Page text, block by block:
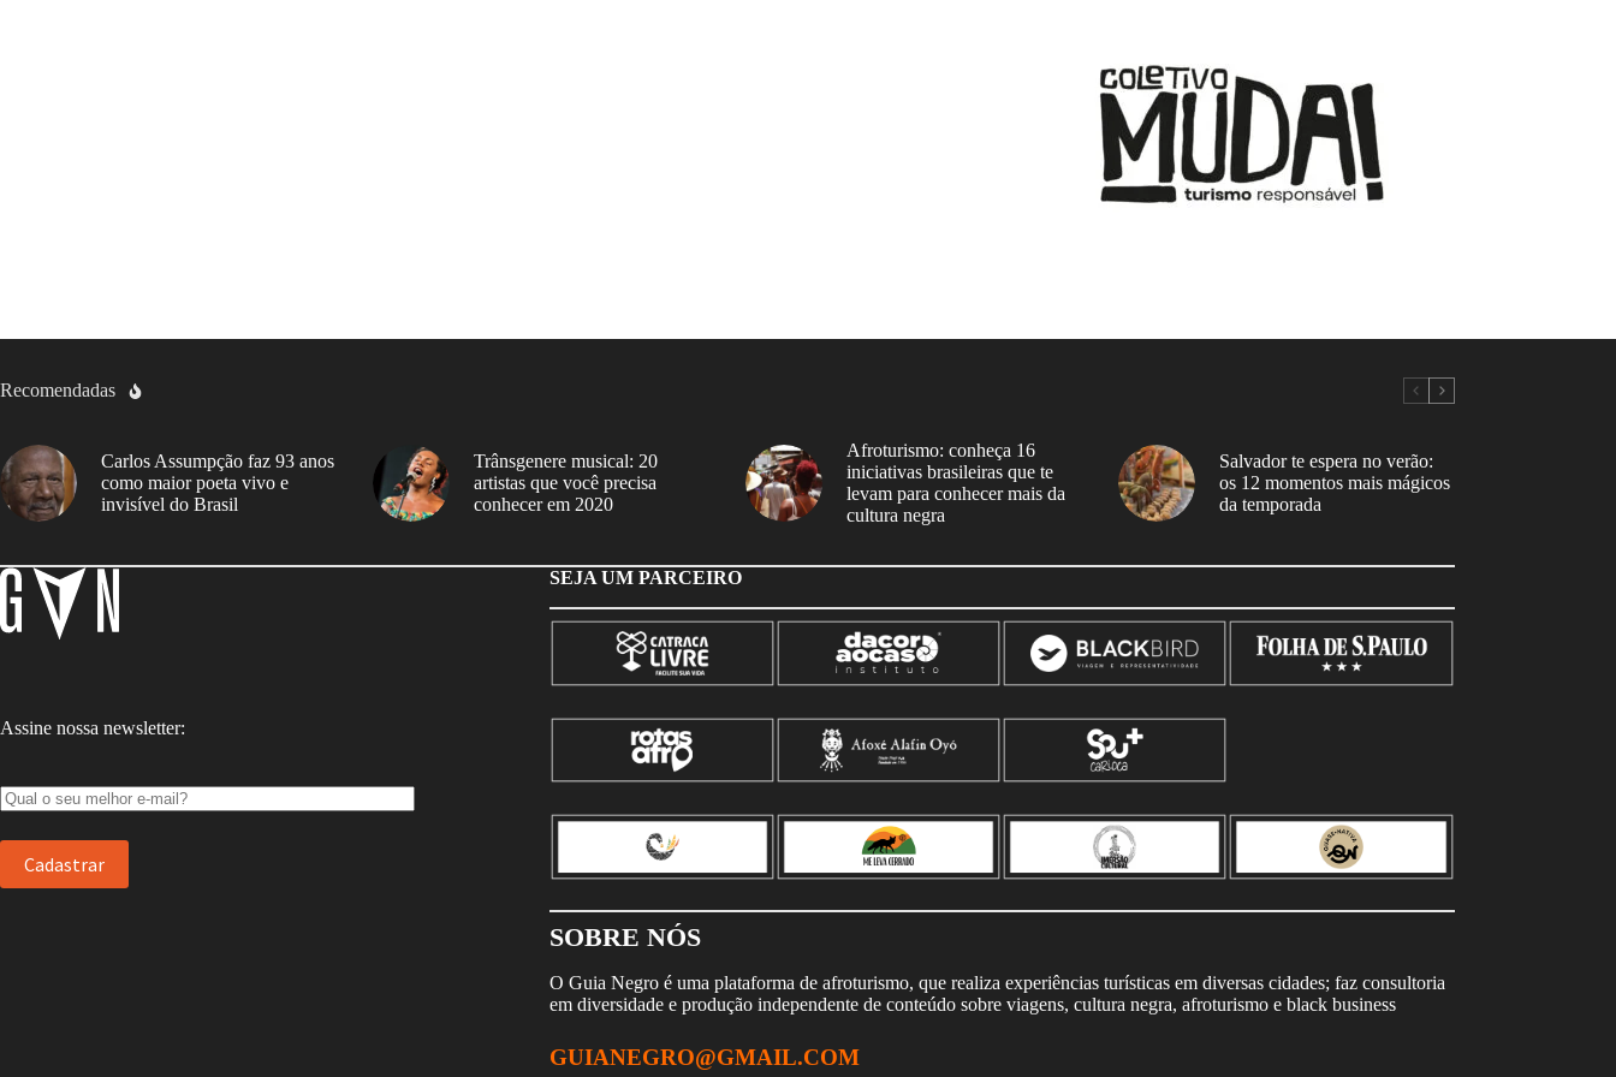
Recomendadas
Carlos Assumpção faz 93 anos
como maior poeta vivo e
invisível do Brasil
Trânsgenere musical: 20
artistas que você precisa
conhecer em 2020
Afroturismo: conheça 16
iniciativas brasileiras que te
levam para conhecer mais da
cultura negra
Salvador te espera no verão:
os 12 momentos mais mágicos
da temporada
Assine nossa newsletter:
SEJA UM PARCEIRO
SOBRE NÓS
O Guia Negro é uma plataforma de afroturismo, que realiza experiências turísticas em diversas cidades; faz consultoria
em diversidade e produção independente de conteúdo sobre viagens, cultura negra, afroturismo e black business
GUIANEGRO@GMAIL.COM